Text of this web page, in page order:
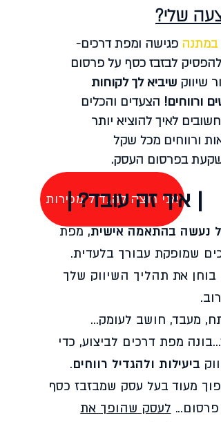
שלי?
במתנה פגישה ומפתדרכים-
להפסיק לבזבז כסף על פרסום
שיווק שיביא לך לקוחות
ורווחים! הצעדים והכלים
חשובים לאיך להוציא יותר
ורווחים מכל שקל
בפרסום העסק.
אני רוצה להגדיל מכירות
| איך זה עובד? |
נעשה בהתאמה אישית, מפת
שמופקת עבורך בלעדית.
בוחן את תהליך השיווק שלך
מעבד, חושב לעומק...
מפת דרכים לביצוע, כדי
ביעילות ולהגדיל רווחים.
מעוד בעל עסק שמבזבז כסף
פרסום... לעסק שהופך את